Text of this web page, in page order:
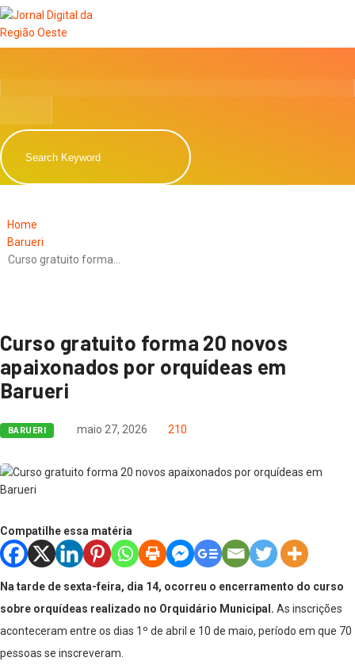
Home
Barueri
Curso gratuito forma…
Curso gratuito forma 20 novos
apaixonados por orquídeas em
Barueri
BARUERI maio 27, 2026 210
Compatilhe essa matéria
Na tarde de sexta-feira, dia 14, ocorreu o encerramento do curso
sobre orquídeas realizado no Orquidário Municipal. As inscrições
aconteceram entre os dias 1º de abril e 10 de maio, período em que 70
pessoas se inscreveram.